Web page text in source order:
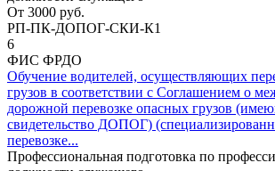
От 3000 руб.
РП-ПК-ДОПОГ-СКИ-К1
6
ФИС ФРДО
Обучение водителей, осуществляющих
грузов в соответствии с Соглашением о
дорожной перевозке опасных грузов
свидетельство ДОПОГ)
перевозке...
Профессиональная подготовка по